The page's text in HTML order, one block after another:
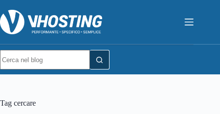
Tag cercare